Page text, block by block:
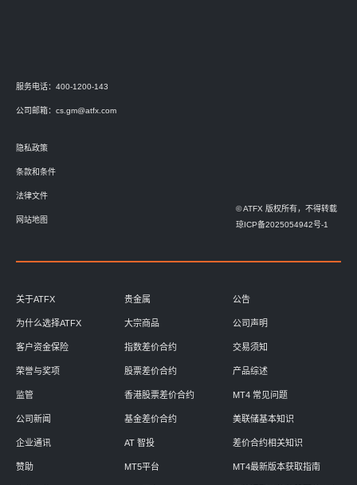
服务电话：400-1200-143
公司邮箱： cs.gm@atfx.com
隐私政策
条款和条件
法律文件
网站地图
© ATFX 版权所有，不得转载
琼ICP备2025054942号-1
关于ATFX
为什么选择ATFX
客户资金保险
荣誉与奖项
监管
公司新闻
企业通讯
赞助
贵金属
大宗商品
指数差价合约
股票差价合约
香港股票差价合约
基金差价合约
AT 智投
MT5平台
公告
公司声明
交易须知
产品综述
MT4 常见问题
美联储基本知识
差价合约相关知识
MT4最新版本获取指南